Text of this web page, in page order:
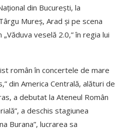
din Bucureşti, la
Mureş, Arad şi pe scena
veselă 2.0,” în regia lui
român în concertele de mare
din America Centrală, alături de
a debutat la Ateneul Român
a deschis stagiunea
Burana”, lucrarea sa